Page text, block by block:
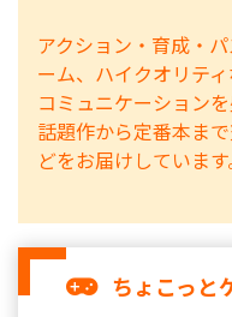
アクション・育成・
ーム、ハイクオリテ
コミュニケーション
話題作から定番本ま
どをお届けしています
ちょこっと